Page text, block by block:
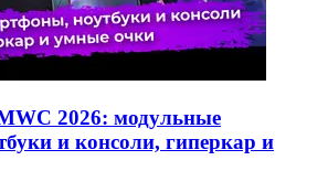
2026: модульные
и консоли, гиперкар и